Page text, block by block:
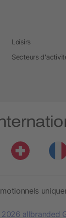
Loisirs
Secteurs
allbranded